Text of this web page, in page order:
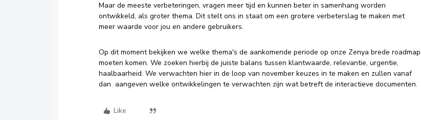
Maar de meeste verbeteringen, vragen meer tijd en kunnen beter in samenhang worden
ontwikkeld, als groter thema. Dit stelt ons in staat om een grotere verbeterslag te maken met
meer waarde voor jou en andere gebruikers.
Op dit moment bekijken we welke thema's de aankomende periode op onze Zenya brede roadmap
moeten komen. We zoeken hierbij de juiste balans tussen klantwaarde, relevantie, urgentie,
haalbaarheid. We verwachten hier in de loop van november keuzes in te maken en zullen vanaf
dan aangeven welke ontwikkelingen te verwachten zijn wat betreft de interactieve documenten.
Like